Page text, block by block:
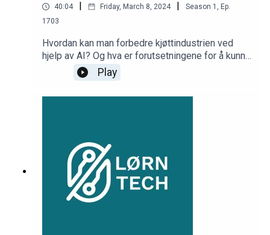
40:04 Friday, March 8, 2024 Season 1 , Ep.
1703
Hvordan kan man forbedre kjøttindustrien ved
hjelp av AI? Og hva er forutsetningene for å kunne
benytte seg av AI? Vi har snakket med Rebecca
Wiborg Seyfarth som har blitt kåret til en av
Norges mest innflytelsesrike kvinner i tech i
Play